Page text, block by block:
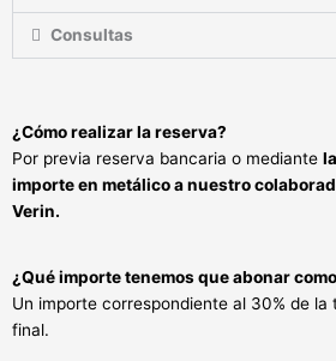
Consultas
¿Cómo realizar la reserva?
Por previa reserva bancaria o mediante
importe en metálico a nuestro
Verin.
¿Qué importe tenemos que abonar
Un importe correspondiente al 30% de la
final.